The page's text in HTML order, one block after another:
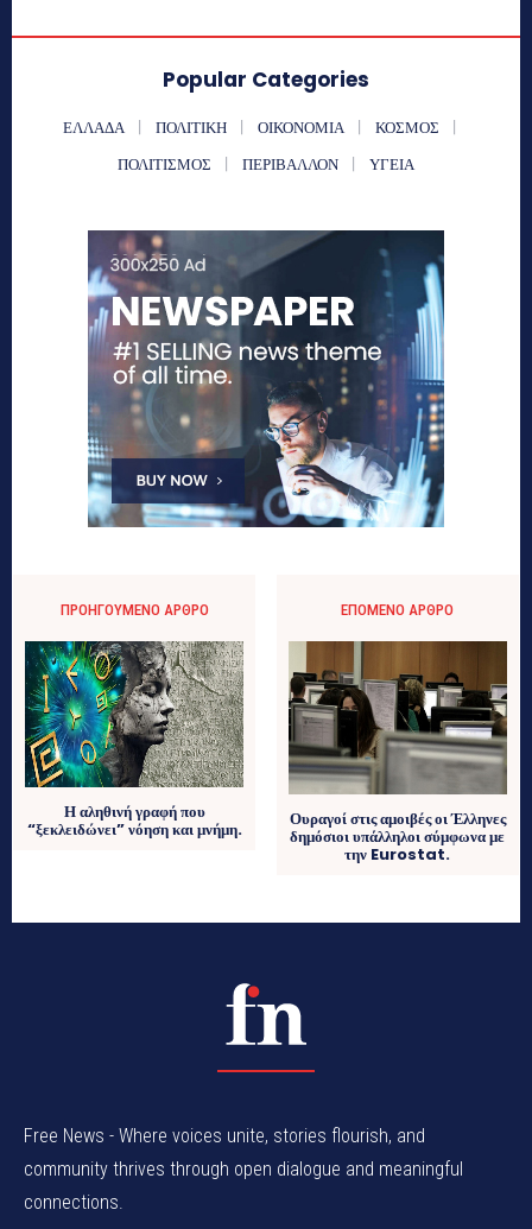
Popular Categories
ΕΛΛΑΔΑ ΠΟΛΙΤΙΚΗ ΟΙΚΟΝΟΜΙΑ
ΚΟΣΜΟΣ
ΠΟΛΙΤΙΣΜΟΣ
ΠΕΡΙΒΑΛΛΟΝ ΥΓΕΙΑ
ΠΡΟΗΓΟΎΜΕΝΟ ΆΡΘΡΟ
Η αληθινή γραφή που
“ξεκλειδώνει” νόηση και μνήμη.
ΕΠΌΜΕΝΟ ΆΡΘΡΟ
Ουραγοί στις αμοιβές οι Έλληνες
δημόσιοι υπάλληλοι σύμφωνα με
την Eurostat.
Free News - Where voices unite, stories flourish, and
community thrives through open dialogue and meaningful
connections.